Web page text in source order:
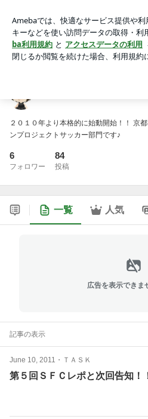
アプリをダウンロードして ブログの
ょう。
２０１０年より本格的に始動開始！！ 京
ンプロジェクトサッカー部門です♪
6
フォロワー
84
投稿
一覧 人気
広告を表示できま
記事の表示
June 10, 2011 ・ ＴＡＳＫ
第５回ＳＦＣレポと次回告知！